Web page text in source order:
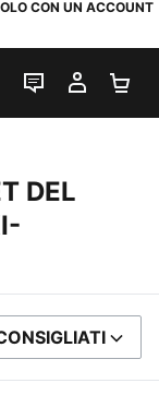
CON UN ACCOUNT
CHAT IL MIO
DEL
PER